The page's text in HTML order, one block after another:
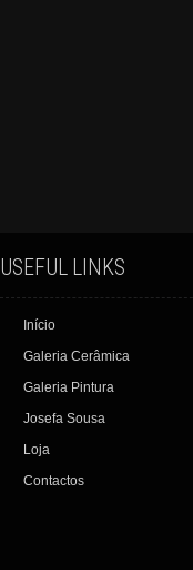
USEFUL LINKS
Início
Galeria Cerâmica
Galeria Pintura
Josefa Sousa
Loja
Contactos